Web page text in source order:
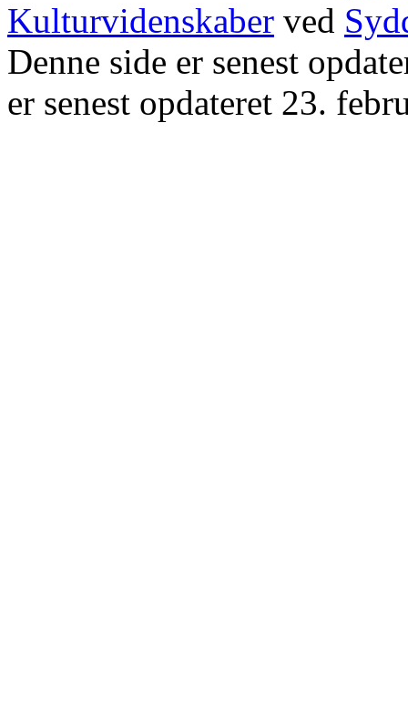
Kulturvidenskaber ved
Denne side er senest
er senest opdateret 23.